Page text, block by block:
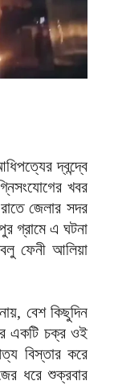
দ্বন্দ্বে
খবর
জেলার সদর
গ্রামে এ ঘটনা
ফেনী আলিয়া
বেশ কিছুদিন
একটি চক্র ওই
বিস্তার করে
ধরে শুক্রবার